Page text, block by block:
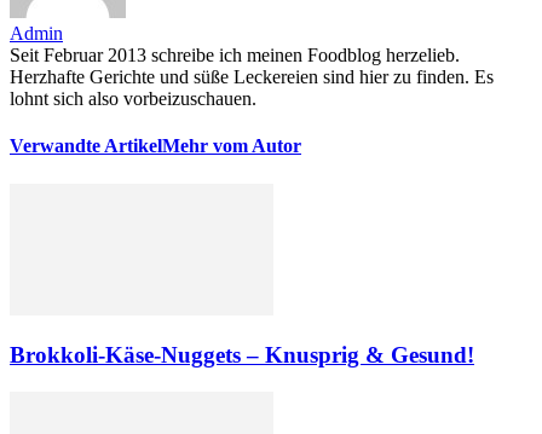
Admin
Seit Februar 2013 schreibe ich meinen Foodblog herzelieb.
Herzhafte Gerichte und süße Leckereien sind hier zu finden. Es
lohnt sich also vorbeizuschauen.
Verwandte ArtikelMehr vom Autor
Brokkoli-Käse-Nuggets – Knusprig & Gesund!